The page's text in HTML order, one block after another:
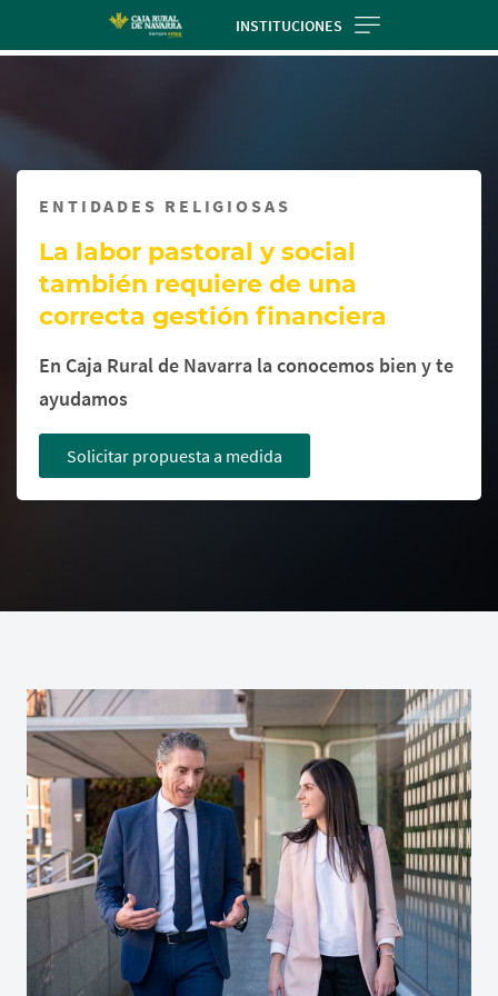
INSTITUCIONES
por
espere...
ENTIDADES RELIGIOSAS
La labor pastoral y social
también requiere de una
correcta gestión financiera
En Caja Rural de Navarra la conocemos bien y te
ayudamos
Solicitar propuesta a medida